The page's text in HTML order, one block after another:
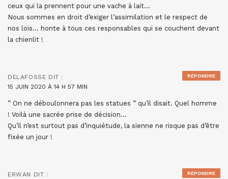
ceux qui la prennent pour une vache à lait…
Nous sommes en droit d’exiger l’assimilation et le respect de
nos lois… honte à tous ces responsables qui se couchent devant
la chienlit !
DELAFOSSE DIT :
15 JUIN 2020 À 14 H 57 MIN
” On ne déboulonnera pas les statues ” qu’il disait. Quel homme
! Voilà une sacrée prise de décision…
Qu’il n’est surtout pas d’inquiétude, la sienne ne risque pas d’être
fixée un jour !
RÉPONDRE
ERWAN DIT :
RÉPONDRE